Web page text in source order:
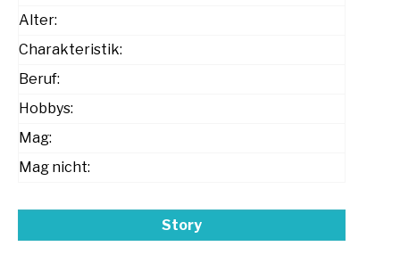
Alter:
Charakteristik:
Beruf:
Hobbys:
Mag:
Mag nicht:
Story